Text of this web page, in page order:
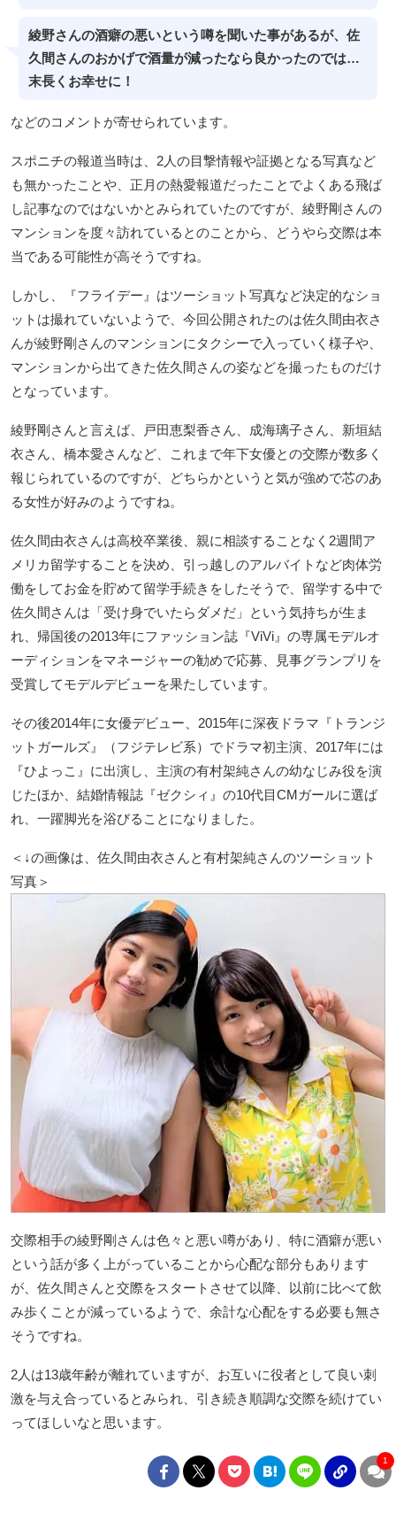
綾野さんの酒癖の悪いという噂を聞いた事があるが、佐
久間さんのおかげで酒量が減ったなら良かったのでは…
末長くお幸せに！
などのコメントが寄せられています。
スポニチの報道当時は、2人の目撃情報や証拠となる写真など
も無かったことや、正月の熱愛報道だったことでよくある飛ば
し記事なのではないかとみられていたのですが、綾野剛さんの
マンションを度々訪れているとのことから、どうやら交際は本
当である可能性が高そうですね。
しかし、『フライデー』はツーショット写真など決定的なショ
ットは撮れていないようで、今回公開されたのは佐久間由衣さ
んが綾野剛さんのマンションにタクシーで入っていく様子や、
マンションから出てきた佐久間さんの姿などを撮ったものだけ
となっています。
綾野剛さんと言えば、戸田恵梨香さん、成海璃子さん、新垣結
衣さん、橋本愛さんなど、これまで年下女優との交際が数多く
報じられているのですが、どちらかというと気が強めで芯のあ
る女性が好みのようですね。
佐久間由衣さんは高校卒業後、親に相談することなく2週間ア
メリカ留学することを決め、引っ越しのアルバイトなど肉体労
働をしてお金を貯めて留学手続きをしたそうで、留学する中で
佐久間さんは「受け身でいたらダメだ」という気持ちが生ま
れ、帰国後の2013年にファッション誌『ViVi』の専属モデルオ
ーディションをマネージャーの勧めで応募、見事グランプリを
受賞してモデルデビューを果たしています。
その後2014年に女優デビュー、2015年に深夜ドラマ『トランジ
ットガールズ』（フジテレビ系）でドラマ初主演、2017年には
『ひよっこ』に出演し、主演の有村架純さんの幼なじみ役を演
じたほか、結婚情報誌『ゼクシィ』の10代目CMガールに選ば
れ、一躍脚光を浴びることになりました。
＜↓の画像は、佐久間由衣さんと有村架純さんのツーショット
写真＞
交際相手の綾野剛さんは色々と悪い噂があり、特に酒癖が悪い
という話が多く上がっていることから心配な部分もあります
が、佐久間さんと交際をスタートさせて以降、以前に比べて飲
み歩くことが減っているようで、余計な心配をする必要も無さ
そうですね。
2人は13歳年齢が離れていますが、お互いに役者として良い刺
激を与え合っているとみられ、引き続き順調な交際を続けてい
ってほしいなと思います。
1